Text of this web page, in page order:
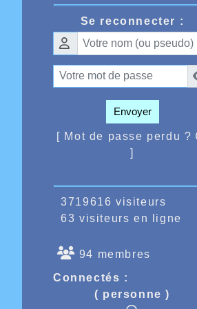
Se reconnecter :
Envoyer
[ Mot de passe perdu ?
]
3719616 visiteurs
63 visiteurs en ligne
94 membres
Connectés :
( personne )